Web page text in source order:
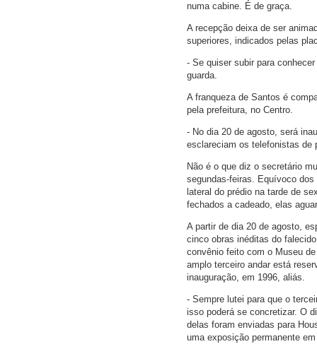
numa cabine. É de graça.
A recepção deixa de ser
superiores, indicados pelas
- Se quiser subir para
guarda.
A franqueza de Santos é
pela prefeitura, no Centro.
- No dia 20 de agosto, será
esclareciam os telefonistas de
Não é o que diz o secretário
segundas-feiras. Equívoco
lateral do prédio na tarde de
fechados a cadeado, elas
A partir de dia 20 de agosto,
cinco obras inéditas do
convênio feito com o Museu
amplo terceiro andar está
inauguração, em 1996, aliás.
- Sempre lutei para que o
isso poderá se concretizar. O
delas foram enviadas para
uma exposição permanente